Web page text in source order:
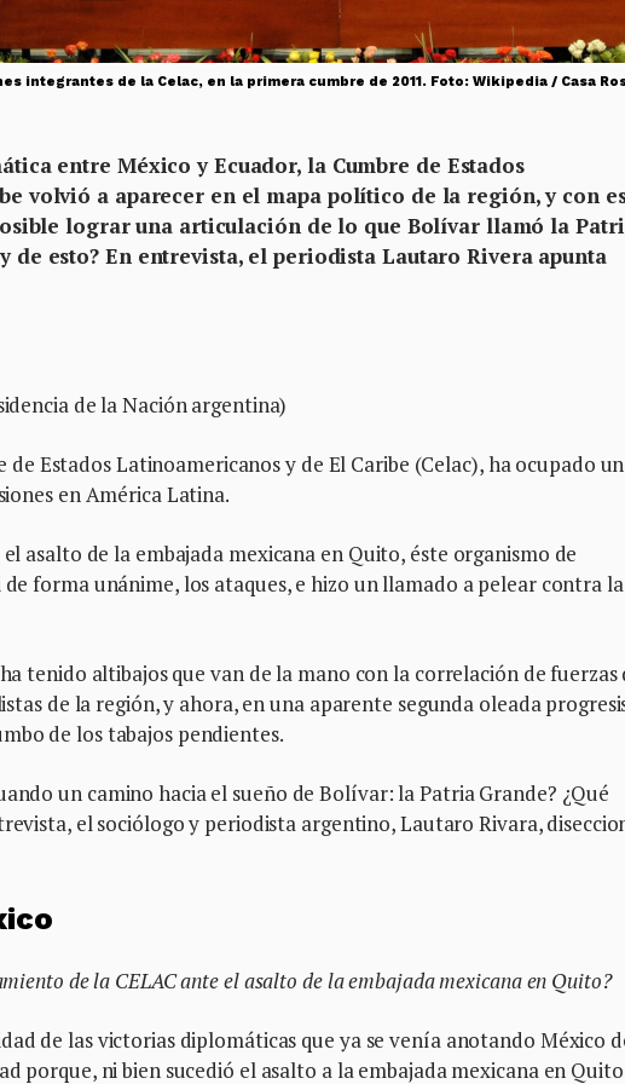
integrantes de la Celac, en la primera cumbre de 2011. Foto: Wikipedia / Casa
entre México y Ecuador, la Cumbre de Estados
volvió a aparecer en el mapa político de la región, y con
lograr una articulación de lo que Bolívar llamó la
de esto? En entrevista, el periodista Lautaro Rivera apunta
de la Nación argentina)
de Estados Latinoamericanos y de El Caribe (Celac), ha ocupado un
en América Latina.
asalto de la embajada mexicana en Quito, éste organismo de
forma unánime, los ataques, e hizo un llamado a pelear contra la
tenido altibajos que van de la mano con la correlación de fuerzas
de la región, y ahora, en una aparente segunda oleada
de los tabajos pendientes.
un camino hacia el sueño de Bolívar: la Patria Grande? ¿Qué
el sociólogo y periodista argentino, Lautaro Rivara,
de la CELAC ante el asalto de la embajada mexicana en Quito?
de las victorias diplomáticas que ya se venía anotando México
porque, ni bien sucedió el asalto a la embajada mexicana en